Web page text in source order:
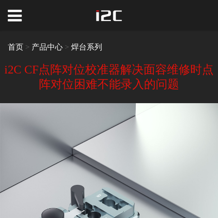
首页> 产品中心> 焊台系列
i2C CF点阵对位校准器解决面容维修时点
阵对位困难不能录入的问题